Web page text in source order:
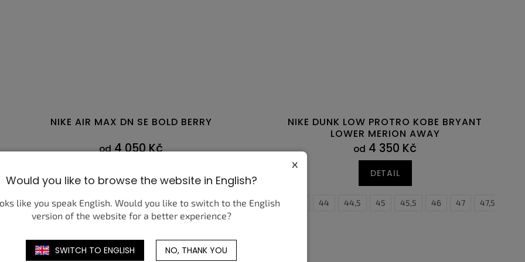
44 44,5
NIKE AIR MAX DN SE BOLD BERRY
od4 050 Kč
42,5 43 44 44,5 45 45,5 46 47 47,5
NIKE DUNK LOW PROTRO KOBE BRYANT
LOWER MERION AWAY
od 4 350 Kč
DETAIL
41 42 42,5 44 44,5 45 45,5 46 47 47,5
Would you like to browse the website in English?
x
like you speak English. Would you like to switch to the English
version of the website for a better experience?
SWITCH TO ENGLISH NO, THANK YOU